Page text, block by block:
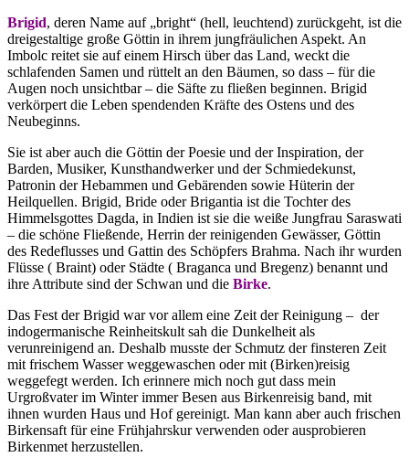
Brigid, deren Name auf „bright“ (hell, leuchtend) zurückgeht, ist die
dreigestaltige große Göttin in ihrem jungfräulichen Aspekt. An
Imbolc reitet sie auf einem Hirsch über das Land, weckt die
schlafenden Samen und rüttelt an den Bäumen, so dass – für die
Augen noch unsichtbar – die Säfte zu fließen beginnen. Brigid
verkörpert die Leben spendenden Kräfte des Ostens und des
Neubeginns.
Sie ist aber auch die Göttin der Poesie und der Inspiration, der
Barden, Musiker, Kunsthandwerker und der Schmiedekunst,
Patronin der Hebammen und Gebärenden sowie Hüterin der
Heilquellen. Brigid, Bride oder Brigantia ist die Tochter des
Himmelsgottes Dagda, in Indien ist sie die weiße Jungfrau Saraswati
– die schöne Fließende, Herrin der reinigenden Gewässer, Göttin
des Redeflusses und Gattin des Schöpfers Brahma. Nach ihr wurden
Flüsse ( Braint) oder Städte ( Braganca und Bregenz) benannt und
ihre Attribute sind der Schwan und die Birke.
Das Fest der Brigid war vor allem eine Zeit der Reinigung – der
indogermanische Reinheitskult sah die Dunkelheit als
verunreinigend an. Deshalb musste der Schmutz der finsteren Zeit
mit frischem Wasser weggewaschen oder mit (Birken)reisig
weggefegt werden. Ich erinnere mich noch gut dass mein
Urgroßvater im Winter immer Besen aus Birkenreisig band, mit
ihnen wurden Haus und Hof gereinigt. Man kann aber auch frischen
Birkensaft für eine Frühjahrskur verwenden oder ausprobieren
Birkenmet herzustellen.